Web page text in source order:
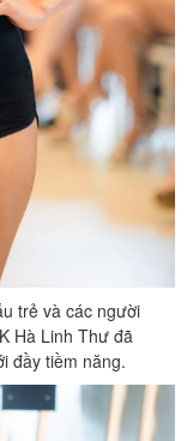
trẻ và các người
Hà Linh Thư đã
đầy tiềm năng.